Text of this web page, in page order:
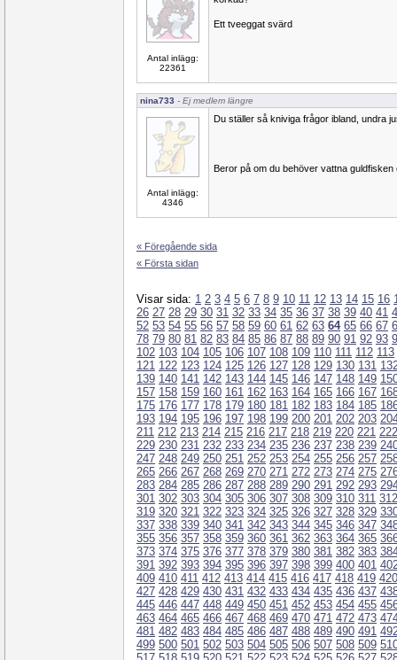
Antal inlägg:
22361
Ett tveeggat svärd
nina733 - Ej medlem längre
Antal inlägg:
4346
Du ställer så kniviga frågor ibland, undra
Beror på om du behöver vattna guldfisken
« Föregående sida
« Första sidan
Visar sida: 1 2 3 4 5 6 7 8 9 10 11 12 13 14 15 16
26 27 28 29 30 31 32 33 34 35 36 37 38 39 40 41
52 53 54 55 56 57 58 59 60 61 62 63 64 65 66 67
78 79 80 81 82 83 84 85 86 87 88 89 90 91 92 93
102 103 104 105 106 107 108 109 110 111 112 113
121 122 123 124 125 126 127 128 129 130 131
139 140 141 142 143 144 145 146 147 148 149
157 158 159 160 161 162 163 164 165 166 167
175 176 177 178 179 180 181 182 183 184 185
193 194 195 196 197 198 199 200 201 202 203
211 212 213 214 215 216 217 218 219 220 221 222
229 230 231 232 233 234 235 236 237 238 239
247 248 249 250 251 252 253 254 255 256 257
265 266 267 268 269 270 271 272 273 274 275
283 284 285 286 287 288 289 290 291 292 293
301 302 303 304 305 306 307 308 309 310 311 312
319 320 321 322 323 324 325 326 327 328 329
337 338 339 340 341 342 343 344 345 346 347
355 356 357 358 359 360 361 362 363 364 365
373 374 375 376 377 378 379 380 381 382 383
391 392 393 394 395 396 397 398 399 400 401
409 410 411 412 413 414 415 416 417 418 419 420
427 428 429 430 431 432 433 434 435 436 437
445 446 447 448 449 450 451 452 453 454 455
463 464 465 466 467 468 469 470 471 472 473
481 482 483 484 485 486 487 488 489 490 491
499 500 501 502 503 504 505 506 507 508 509